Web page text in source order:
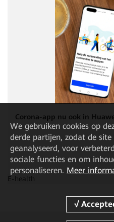
Corona-app nu ook in
E-health
We gebruiken cookies op
derde partijen, zodat de
geanalyseerd, voor
sociale functies en om
personaliseren. Meer